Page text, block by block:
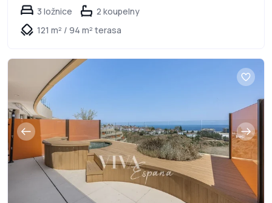
3 ložnice
2 koupelny
121 m² / 94 m² terasa